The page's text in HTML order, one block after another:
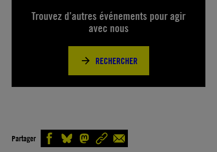
Trouvez d’autres événements pour agir
avec nous
RECHERCHER
Partager